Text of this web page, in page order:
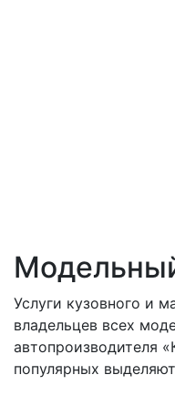
Услуги кузовного и
владельцев всех
автопроизводителя
популярных